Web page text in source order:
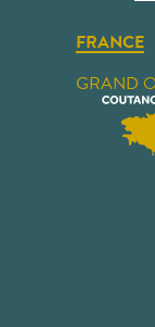
FRANCE
GRAND